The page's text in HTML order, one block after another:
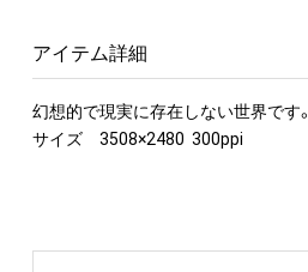
アイテム詳細
幻想的で現実に存在しない世界です。
サイズ　3508×2480  300ppi